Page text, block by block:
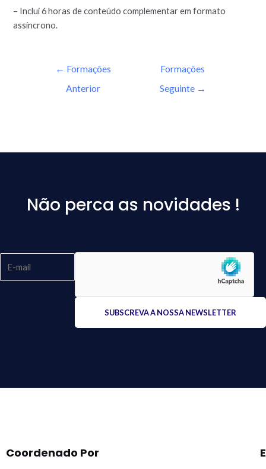
– Inclui 6 horas de conteúdo complementar em formato
assíncrono.
← Formações
Anterior
Formações
Seguinte →
Não perca as novidades !
Coordenado Por